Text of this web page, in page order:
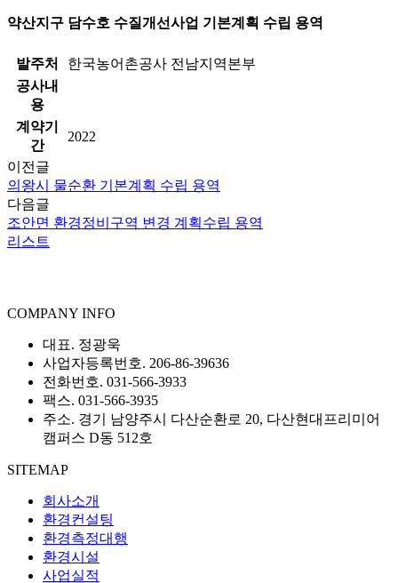
약산지구 담수호 수질개선사업 기본계획 수립 용역
발주처
한국농어촌공사 전남지역본부
공사내
용
계약기
간
2022
이전글
의왕시 물순환 기본계획 수립 용역
다음글
조안면 환경정비구역 변경 계획수립 용역
리스트
COMPANY INFO
대표. 정광욱
사업자등록번호. 206-86-39636
전화번호. 031-566-3933
팩스. 031-566-3935
주소. 경기 남양주시 다산순환로 20, 다산현대프리미어
캠퍼스 D동 512호
SITEMAP
회사소개
환경컨설팅
환경측정대행
환경시설
사업실적